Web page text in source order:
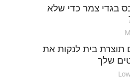
בגדי צמר כדי שלא
תוצרת בית לנקות את
שלך